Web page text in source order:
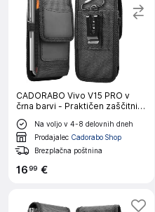
CADORABO Vivo V15 PRO v
črna barvi - Praktičen zaščitni
ovitek s karabinom Ovitek
ovitka z držalom za pisalo
Na voljo v 4-8 delovnih dneh
Prodajalec Cadorabo Shop
Brezplačna poštnina
1699 €